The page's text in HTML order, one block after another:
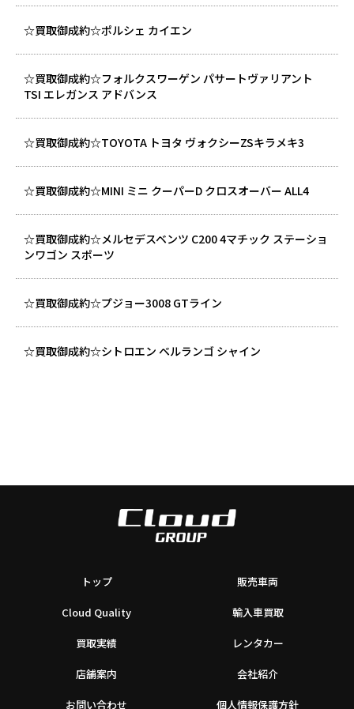
☆買取御成約☆ポルシェ カイエン
☆買取御成約☆フォルクスワーゲン パサートヴァリアント
TSI エレガンス アドバンス
☆買取御成約☆TOYOTA トヨタ ヴォクシーZSキラメキ3
☆買取御成約☆MINI ミニ クーパーD クロスオーバー ALL4
☆買取御成約☆メルセデスベンツ C200 4マチック ステーショ
ンワゴン スポーツ
☆買取御成約☆プジョー3008 GTライン
☆買取御成約☆シトロエン ベルランゴ シャイン
トップ 販売車両
Cloud Quality 輸入車買取
買取実績 レンタカー
店舗案内 会社紹介
お問い合わせ 個人情報保護方針